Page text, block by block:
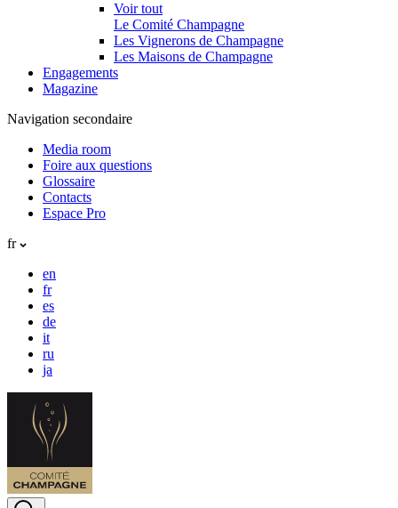
Voir tout
Le Comité Champagne
Les Vignerons de Champagne
Les Maisons de Champagne
Engagements
Magazine
Navigation secondaire
Media room
Foire aux questions
Glossaire
Contacts
Espace Pro
fr
en
fr
es
de
it
ru
ja